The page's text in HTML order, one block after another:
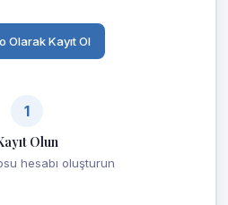
Olarak Kayıt Ol
1
Olun
hesabı oluşturun